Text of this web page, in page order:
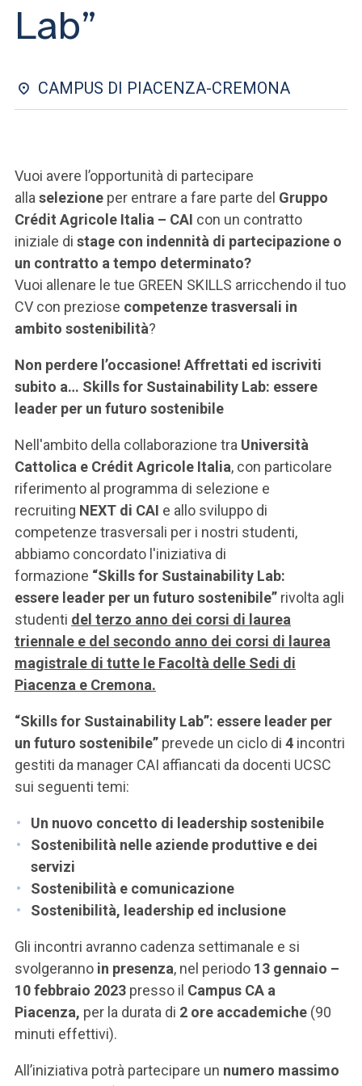
SEI UN DOCENTE O UN MEMBRO DELLO STAFF
Lab”
CAMPUS DI PIACENZA-CREMONA
Vuoi avere l’opportunità di partecipare
alla selezione per entrare a fare parte del Gruppo
Crédit Agricole Italia – CAI con un contratto
iniziale di stage con indennità di partecipazione o
un contratto a tempo determinato?
Vuoi allenare le tue GREEN SKILLS arricchendo il tuo
CV con preziose competenze trasversali in
ambito sostenibilità?
Non perdere l’occasione! Affrettati ed iscriviti
subito a… Skills for Sustainability Lab: essere
leader per un futuro sostenibile
Nell'ambito della collaborazione tra Università
Cattolica e Crédit Agricole Italia, con particolare
riferimento al programma di selezione e
recruiting NEXT di CAI e allo sviluppo di
competenze trasversali per i nostri studenti,
abbiamo concordato l'iniziativa di
formazione “Skills for Sustainability Lab:
essere leader per un futuro sostenibile” rivolta agli
studenti del terzo anno dei corsi di laurea
triennale e del secondo anno dei corsi di laurea
magistrale di tutte le Facoltà delle Sedi di
Piacenza e Cremona.
“Skills for Sustainability Lab”: essere leader per
un futuro sostenibile” prevede un ciclo di 4 incontri
gestiti da manager CAI affiancati da docenti UCSC
sui seguenti temi:
Un nuovo concetto di leadership sostenibile
Sostenibilità nelle aziende produttive e dei
servizi
Sostenibilità e comunicazione
Sostenibilità, leadership ed inclusione
Gli incontri avranno cadenza settimanale e si
svolgeranno in presenza, nel periodo 13 gennaio –
10 febbraio 2023 presso il Campus CA a
Piacenza, per la durata di 2 ore accademiche (90
minuti effettivi).
All’iniziativa potrà partecipare un numero massimo